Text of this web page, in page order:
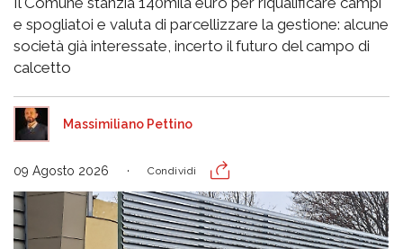
e spogliatoi e valuta di parcellizzare la gestione: alcune
società già interessate, incerto il futuro del campo di
calcetto
Massimiliano Pettino
09 Agosto 2026 Condividi